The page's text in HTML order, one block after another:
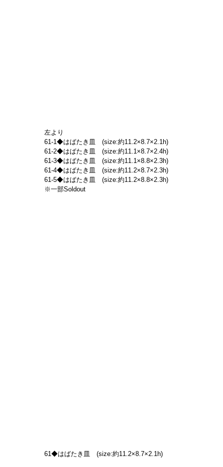
左より
61-1◆はばたき皿　(size:約11.2×8.7×2.1h)
61-2◆はばたき皿　(size:約11.1×8.7×2.4h)
61-3◆はばたき皿　(size:約11.1×8.8×2.3h)
61-4◆はばたき皿　(size:約11.2×8.7×2.3h)
61-5◆はばたき皿　(size:約11.2×8.8×2.3h)
※一部Soldout
61◆はばたき皿　(size:約11.2×8.7×2.1h)